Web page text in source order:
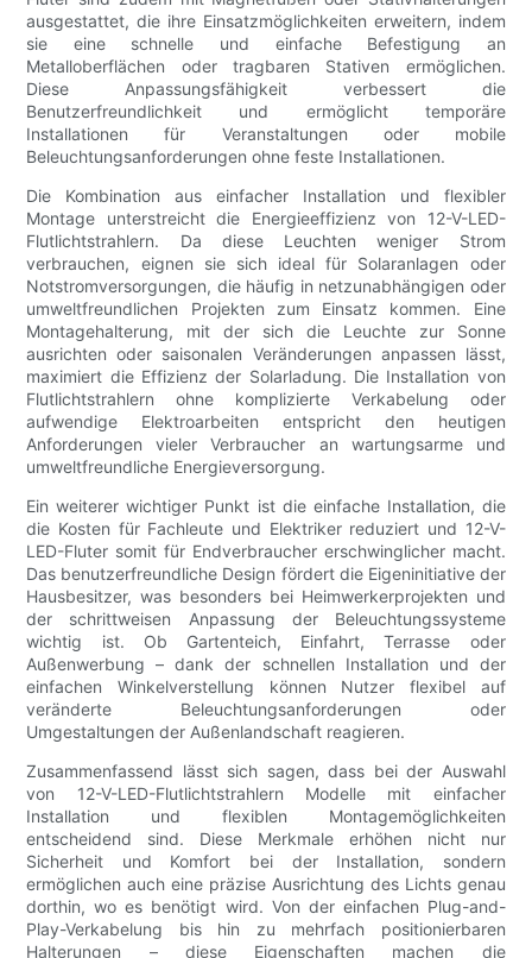
ausgestattet, die ihre Einsatzmöglichkeiten erweitern, indem
sie eine schnelle und einfache Befestigung an
Metalloberflächen oder tragbaren Stativen ermöglichen.
Diese Anpassungsfähigkeit verbessert die
Benutzerfreundlichkeit und ermöglicht temporäre
Installationen für Veranstaltungen oder mobile
Beleuchtungsanforderungen ohne feste Installationen.
Die Kombination aus einfacher Installation und flexibler
Montage unterstreicht die Energieeffizienz von 12-V-LED-
Flutlichtstrahlern. Da diese Leuchten weniger Strom
verbrauchen, eignen sie sich ideal für Solaranlagen oder
Notstromversorgungen, die häufig in netzunabhängigen oder
umweltfreundlichen Projekten zum Einsatz kommen. Eine
Montagehalterung, mit der sich die Leuchte zur Sonne
ausrichten oder saisonalen Veränderungen anpassen lässt,
maximiert die Effizienz der Solarladung. Die Installation von
Flutlichtstrahlern ohne komplizierte Verkabelung oder
aufwendige Elektroarbeiten entspricht den heutigen
Anforderungen vieler Verbraucher an wartungsarme und
umweltfreundliche Energieversorgung.
Ein weiterer wichtiger Punkt ist die einfache Installation, die
die Kosten für Fachleute und Elektriker reduziert und 12-V-
LED-Fluter somit für Endverbraucher erschwinglicher macht.
Das benutzerfreundliche Design fördert die Eigeninitiative der
Hausbesitzer, was besonders bei Heimwerkerprojekten und
der schrittweisen Anpassung der Beleuchtungssysteme
wichtig ist. Ob Gartenteich, Einfahrt, Terrasse oder
Außenwerbung – dank der schnellen Installation und der
einfachen Winkelverstellung können Nutzer flexibel auf
veränderte Beleuchtungsanforderungen oder
Umgestaltungen der Außenlandschaft reagieren.
Zusammenfassend lässt sich sagen, dass bei der Auswahl
von 12-V-LED-Flutlichtstrahlern Modelle mit einfacher
Installation und flexiblen Montagemöglichkeiten
entscheidend sind. Diese Merkmale erhöhen nicht nur
Sicherheit und Komfort bei der Installation, sondern
ermöglichen auch eine präzise Ausrichtung des Lichts genau
dorthin, wo es benötigt wird. Von der einfachen Plug-and-
Play-Verkabelung bis hin zu mehrfach positionierbaren
Halterungen – diese Eigenschaften machen die